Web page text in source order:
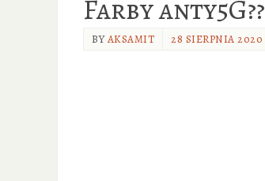
Farby anty5G??
BYAKSAMIT 28 SIERPNIA 2020